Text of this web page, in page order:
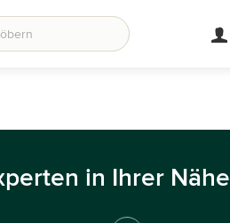
in Ihrer Nähe